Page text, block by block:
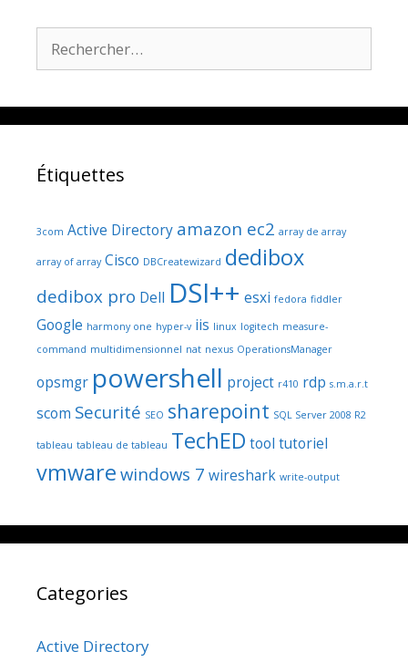
Étiquettes
3com Active Directory amazon ec2 array de array
array of array Cisco DBCreatewizard dedibox
dedibox pro Dell DSI++ esxi fedora fiddler
Google harmony one hyper-v iis linux logitech measure-
command multidimensionnel nat nexus OperationsManager
opsmgr powershell project r410 rdp s.m.a.r.t
scom Securité SEO sharepoint SQL Server 2008 R2
tableau tableau de tableau TechED tool tutoriel
vmware windows 7 wireshark write-output
Categories
Active Directory